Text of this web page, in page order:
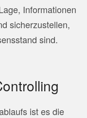
Informationen
sicherzustellen,
sind.
ist es die